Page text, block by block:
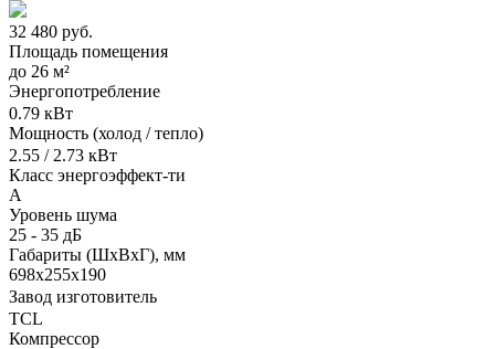
32 480 руб.
Площадь помещения
до 26 м²
Энергопотребление
0.79 кВт
Мощность (холод / тепло)
2.55 / 2.73 кВт
Класс энергоэффект-ти
A
Уровень шума
25 - 35 дБ
Габариты (ШxВxГ), мм
698x255x190
Завод изготовитель
TCL
Компрессор